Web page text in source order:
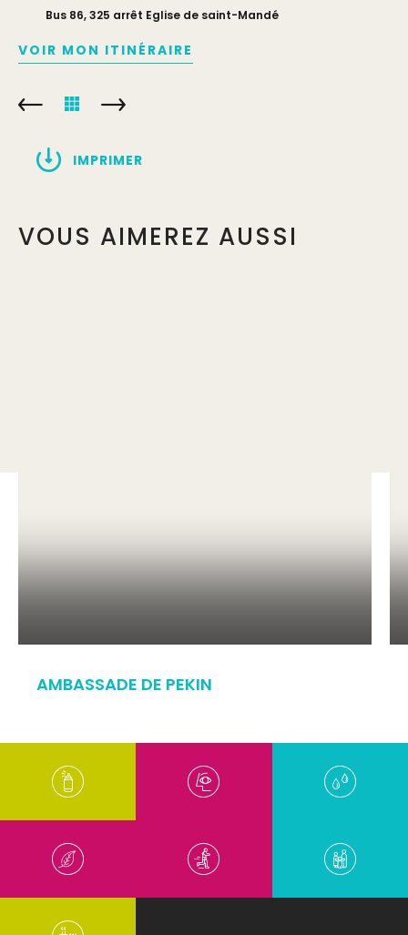
Bus 86, 325 arrêt Eglise de saint-Mandé
VOIR MON ITINÉRAIRE
IMPRIMER
VOUS AIMEREZ AUSSI
AMBASSADE DE PEKIN